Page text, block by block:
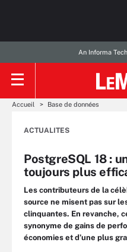
An Informa
Accueil Base de données
ACTUALITES
PostgreSQL 18 :
toujours plus
Les contributeurs de la
source ne misent pas sur
clinquantes. En revanche,
synonyme de gains de
économies et d’une plus